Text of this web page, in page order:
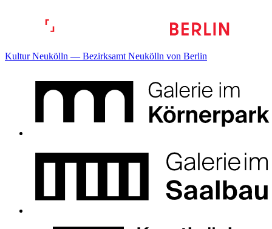
Kultur Neukölln — Bezirksamt Neukölln von Berlin